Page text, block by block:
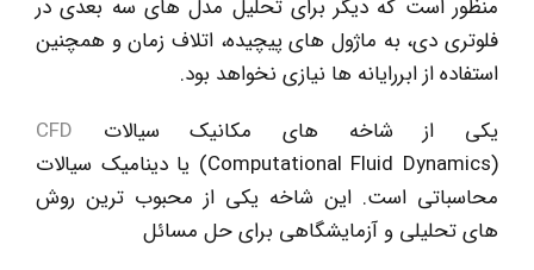
منظور است که دیگر برای تحلیل مدل های سه بعدی در
فلوتری دی، به ماژول های پیچیده، اتلاف زمان و همچنین
استفاده از ابررایانه ها نیازی نخواهد بود.
یکی از شاخه های مکانیک سیالات CFD
(Computational Fluid Dynamics) یا دینامیک سیالات
محاسباتی است. این شاخه یکی از محبوب ترین روش
های تحلیلی و آزمایشگاهی برای حل مسائل